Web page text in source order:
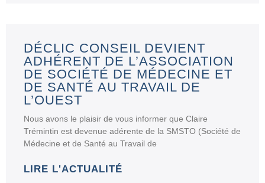
DÉCLIC CONSEIL DEVIENT
ADHÉRENT DE L’ASSOCIATION
DE SOCIÉTÉ DE MÉDECINE ET
DE SANTÉ AU TRAVAIL DE
L’OUEST
Nous avons le plaisir de vous informer que Claire
Trémintin est devenue adérente de la SMSTO (Société de
Médecine et de Santé au Travail de
LIRE L'ACTUALITÉ